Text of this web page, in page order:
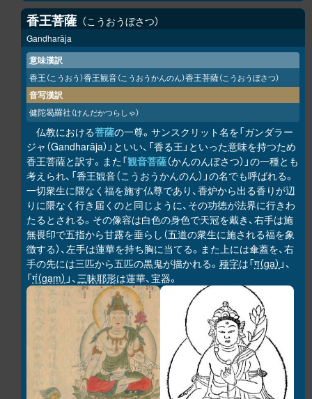
香王菩薩 こうおうぼさつ
Gandharāja
意味漢訳
香王（こうおう）香王観音（こうおうかんのん）香王菩薩（こうおうぼさつ）
音写漢訳
健陀曷羅社（けんだかつらしゃ）
仏教における菩薩の一尊。サンスクリット名を「ガンダラー
ジャ（Gandharāja）」といい、「香る王」といった意味を持つため
香王菩薩と訳す。また「観音菩薩（かんのんぼさつ）」の一種とも
考えられ、「香王観音（こうおうかんのん）」の名でも呼ばれる。
一切衆生に隈なく福を施す仏尊であり、香炉から出る香りが辺
りに隈なく行き届くのと同じように、その功徳が法界に行きわ
たるとされる。その像容は白色の身色で天冠を戴き、右手は施
無畏印で五指から甘露を垂らし（五道の衆生に施される福を象
徴する）、左手は蓮華を持ち胸に当てる。また上には傘蓋を、右
手の先には三匹から五匹の黒鬼が描かれる。 種字は「ग（ga） 」、
「गं（gaṃ） 」、三昧耶形は蓮華、宝器。